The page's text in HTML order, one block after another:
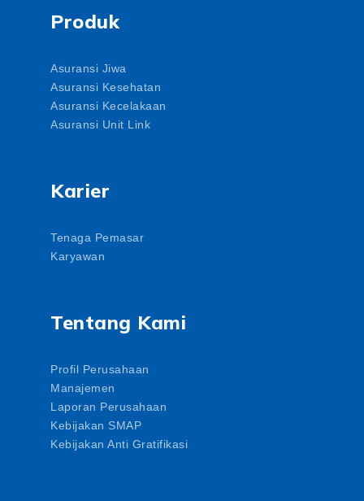
Produk
Asuransi Jiwa
Asuransi Kesehatan
Asuransi Kecelakaan
Asuransi Unit Link
Karier
Tenaga Pemasar
Karyawan
Tentang Kami
Profil Perusahaan
Manajemen
Laporan Perusahaan
Kebijakan SMAP
Kebijakan Anti Gratifikasi